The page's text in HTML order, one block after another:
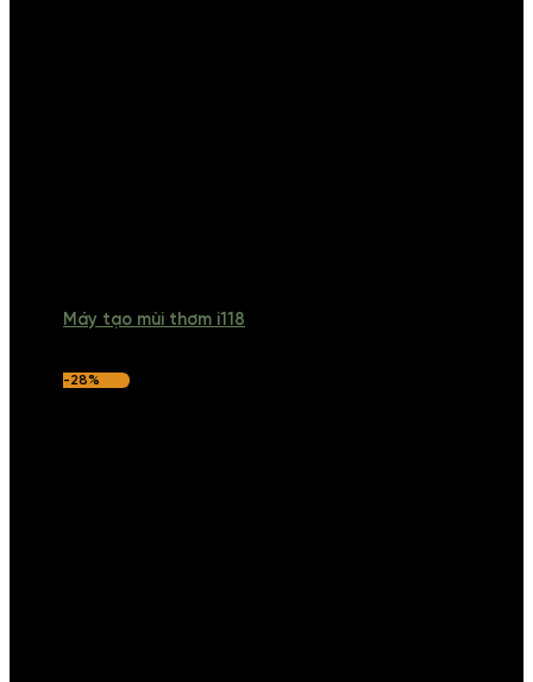
Máy tạo mùi thơm i118
-28%